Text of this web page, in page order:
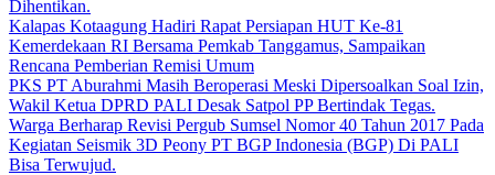
Dihentikan.
Kalapas Kotaagung Hadiri Rapat Persiapan HUT Ke-81
Kemerdekaan RI Bersama Pemkab Tanggamus, Sampaikan
Rencana Pemberian Remisi Umum
PKS PT Aburahmi Masih Beroperasi Meski Dipersoalkan Soal Izin,
Wakil Ketua DPRD PALI Desak Satpol PP Bertindak Tegas.
Warga Berharap Revisi Pergub Sumsel Nomor 40 Tahun 2017 Pada
Kegiatan Seismik 3D Peony PT BGP Indonesia (BGP) Di PALI
Bisa Terwujud.